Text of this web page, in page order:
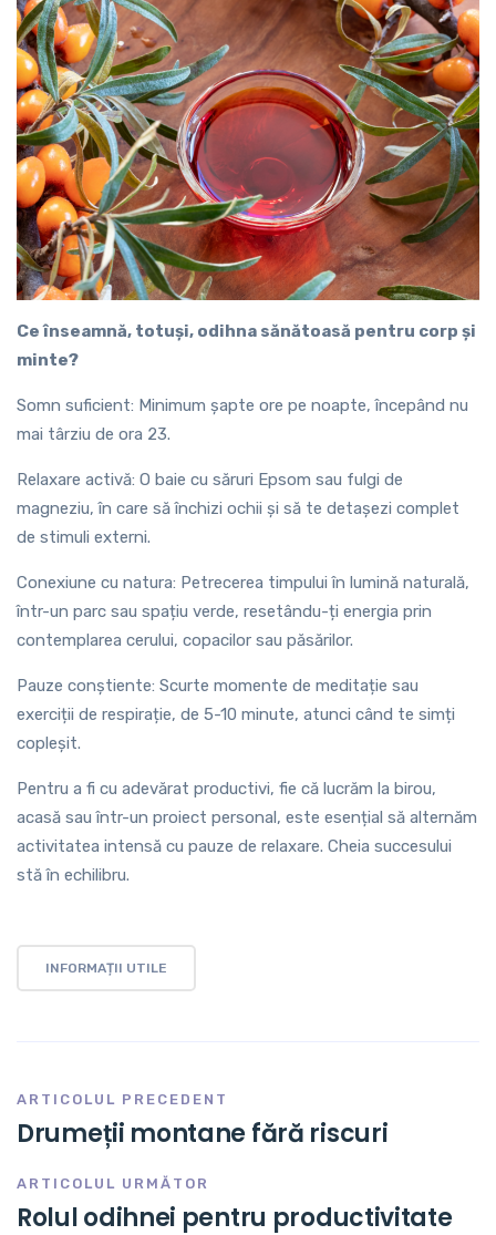
Ce înseamnă, totuși, odihna sănătoasă pentru corp și
minte?
Somn suficient: Minimum șapte ore pe noapte, începând nu
mai târziu de ora 23.
Relaxare activă: O baie cu săruri Epsom sau fulgi de
magneziu, în care să închizi ochii și să te detașezi complet
de stimuli externi.
Conexiune cu natura: Petrecerea timpului în lumină naturală,
într-un parc sau spațiu verde, resetându-ți energia prin
contemplarea cerului, copacilor sau păsărilor.
Pauze conștiente: Scurte momente de meditație sau
exerciții de respirație, de 5-10 minute, atunci când te simți
copleșit.
Pentru a fi cu adevărat productivi, fie că lucrăm la birou,
acasă sau într-un proiect personal, este esențial să alternăm
activitatea intensă cu pauze de relaxare. Cheia succesului
stă în echilibru.
INFORMAȚII UTILE
ARTICOLUL PRECEDENT
Drumeții montane fără riscuri
ARTICOLUL URMĂTOR
Rolul odihnei pentru productivitate